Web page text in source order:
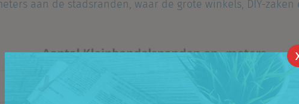
aan de stadsranden, waar de grote winkels, DIY-